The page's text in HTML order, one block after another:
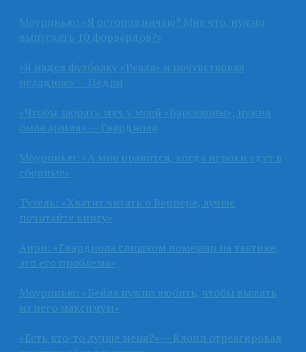
Моуринью: «Я осторожничаю? Мне что, нужно
выпускать 10 форвардов?»
«Я надел футболку «Реала» и почувствовал
неладное» — Педри
«Чтобы забрать мяч у моей «Барселоны», нужна
была армия» — Гвардиола
Моуринью: «А мне нравится, когда игроки едут в
сборные»
Тухель: «Хватит читать о Вернере, лучше
почитайте книгу»
Анри: «Гвардиола слишком помешан на тактике,
это его проблема»
Моуринью: «Бейла нужно любить, чтобы выжать
из него максимум»
«Есть кто-то лучше меня?» — Клопп отреагировал